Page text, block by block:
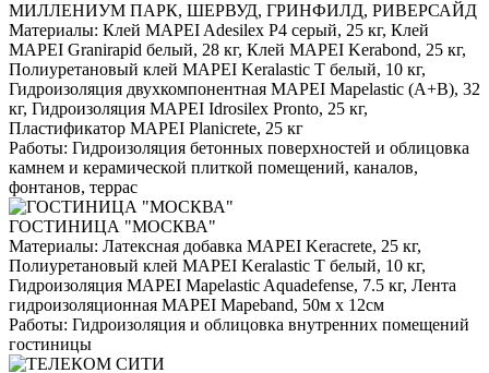
МИЛЛЕНИУМ ПАРК, ШЕРВУД, ГРИНФИЛД, РИВЕРСАЙД
Материалы: Клей MAPEI Adesilex P4 серый, 25 кг, Клей
MAPEI Granirapid белый, 28 кг, Клей MAPEI Kerabond, 25 кг,
Полиуретановый клей MAPEI Keralastic T белый, 10 кг,
Гидроизоляция двухкомпонентная MAPEI Mapelastic (А+B), 32
кг, Гидроизоляция MAPEI Idrosilex Pronto, 25 кг,
Пластификатор MAPEI Planicrete, 25 кг
Работы: Гидроизоляция бетонных поверхностей и облицовка
камнем и керамической плиткой помещений, каналов,
фонтанов, террас
ГОСТИНИЦА "МОСКВА"
Материалы: Латексная добавка MAPEI Keracrete, 25 кг,
Полиуретановый клей MAPEI Keralastic T белый, 10 кг,
Гидроизоляция MAPEI Mapelastic Aquadefense, 7.5 кг, Лента
гидроизоляционная MAPEI Mapeband, 50м x 12см
Работы: Гидроизоляция и облицовка внутренних помещений
гостиницы